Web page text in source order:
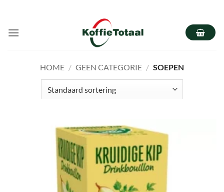
inhoud
HOME / GEEN CATEGORIE / SOEPEN